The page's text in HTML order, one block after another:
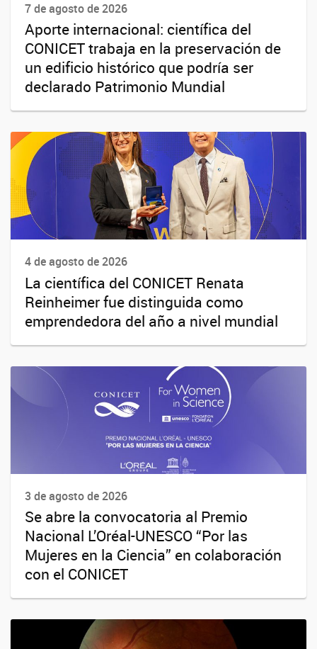
7 de agosto de 2026
Aporte internacional: científica del
CONICET trabaja en la preservación de
un edificio histórico que podría ser
declarado Patrimonio Mundial
4 de agosto de 2026
La científica del CONICET Renata
Reinheimer fue distinguida como
emprendedora del año a nivel mundial
3 de agosto de 2026
Se abre la convocatoria al Premio
Nacional L’Oréal-UNESCO “Por las
Mujeres en la Ciencia” en colaboración
con el CONICET